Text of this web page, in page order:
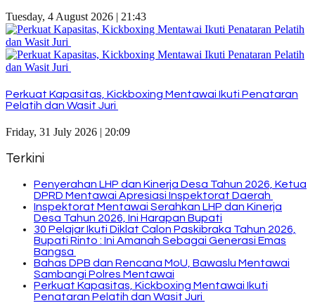
Tuesday, 4 August 2026 | 21:43
Perkuat Kapasitas, Kickboxing Mentawai Ikuti Penataran
Pelatih dan Wasit Juri
Friday, 31 July 2026 | 20:09
Terkini
Penyerahan LHP dan Kinerja Desa Tahun 2026, Ketua
DPRD Mentawai Apresiasi Inspektorat Daerah
Inspektorat Mentawai Serahkan LHP dan Kinerja
Desa Tahun 2026, Ini Harapan Bupati
30 Pelajar Ikuti Diklat Calon Paskibraka Tahun 2026,
Bupati Rinto : Ini Amanah Sebagai Generasi Emas
Bangsa
Bahas DPB dan Rencana MoU, Bawaslu Mentawai
Sambangi Polres Mentawai
Perkuat Kapasitas, Kickboxing Mentawai Ikuti
Penataran Pelatih dan Wasit Juri